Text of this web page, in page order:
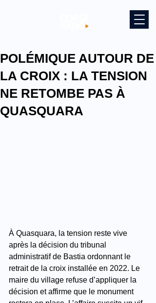
POLÉMIQUE AUTOUR DE
LA CROIX : LA TENSION
NE RETOMBE PAS À
QUASQUARA
À Quasquara, la tension reste vive
après la décision du tribunal
administratif de Bastia ordonnant le
retrait de la croix installée en 2022. Le
maire du village refuse d’appliquer la
décision et affirme que le monument